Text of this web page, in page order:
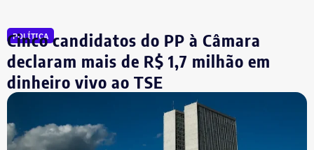
Reprodução/Internet
liminar, porém, o Superior Tribunal de Justiça (STJ)
garantiu a participação dos dois diretores na votação até
que o mérito da questão seja analisado pela Corte.
Segundo as investigações, a refinaria importava
combustível quase pronto, mas fingia que o material era
matéria-prima e simulava uma operação de refino na sua
POLÍTICA
Cinco candidatos do PP à Câmara
declaram mais de R$ 1,7 milhão em
dinheiro vivo ao TSE